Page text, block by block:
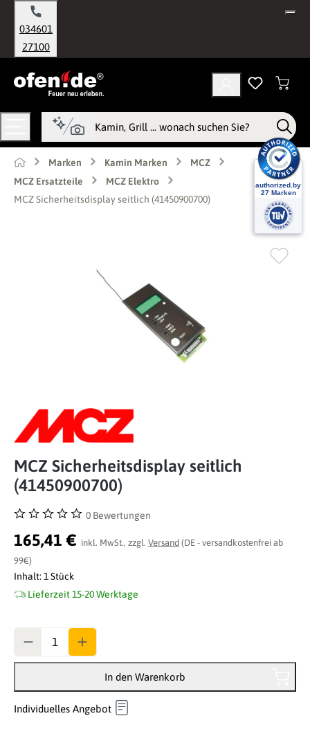
springen
034601
27100
Marken Kamin Marken
MCZ
MCZ Ersatzteile
MCZ Elektro
MCZ Sicherheitsdisplay seitlich (41450900700)
MCZ Sicherheitsdisplay seitlich
(41450900700)
Durchschnittliche Bewertung von 0 von 5 Sternen
0 Bewertungen
165,41 € inkl. MwSt., zzgl. Versand (DE - versandkostenfrei ab
99€)
Inhalt: 1 Stück
Lieferzeit 15-20 Werktage
In den Warenkorb
Individuelles Angebot